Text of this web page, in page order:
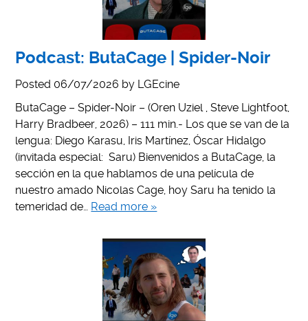
Podcast: ButaCage | Spider-Noir
Posted 06/07/2026 by LGEcine
ButaCage – Spider-Noir – (Oren Uziel , Steve Lightfoot,
Harry Bradbeer, 2026) – 111 min.- Los que se van de la
lengua: Diego Karasu, Iris Martínez, Óscar Hidalgo
(invitada especial: Saru) Bienvenidos a ButaCage, la
sección en la que hablamos de una película de
nuestro amado Nicolas Cage, hoy Saru ha tenido la
temeridad de… Read more »